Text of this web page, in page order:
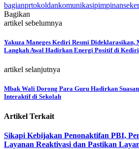
Bagikan
artikel sebelumnya
Yakuza Maneges Kediri Resmi
Langkah Awal Hadirkan Energi Positif di
artikel selanjutnya
Mbak Wali Dorong Para Guru Hadirkan
Interaktif di Sekolah
Artikel Terkait
Sikapi Kebijakan Penonaktifan PBI,
Layanan Reaktivasi dan Pastikan